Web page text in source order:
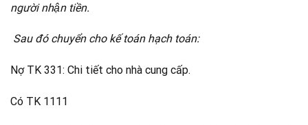
người nhận tiền.
Sau đó chuyển cho kế toán hạch toán:
Nợ TK 331: Chi tiết cho nhà cung cấp.
Có TK 1111